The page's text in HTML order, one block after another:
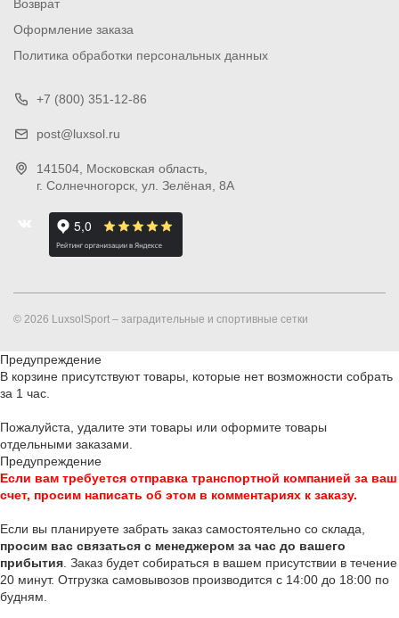
Возврат
Оформление заказа
Политика обработки персональных данных
+7 (800) 351-12-86
post@luxsol.ru
141504 , Московская область,
г. Солнечногорск ул. Зелёная, 8А
© 2026 LuxsolSport – заградительные и спортивные сетки
Предупреждение
В корзине присутствуют товары, которые нет возможности собрать
за 1 час.
Пожалуйста, удалите эти товары или оформите товары
отдельными заказами.
Предупреждение
Если вам требуется отправка транспортной компанией за ваш
счет, просим написать об этом в комментариях к заказу.
Если вы планируете забрать заказ самостоятельно со склада,
просим вас связаться с менеджером за час до вашего
прибытия . Заказ будет собираться в вашем присутствии в течение
20 минут. Отгрузка самовывозов производится с 14:00 до 18:00 по
будням.